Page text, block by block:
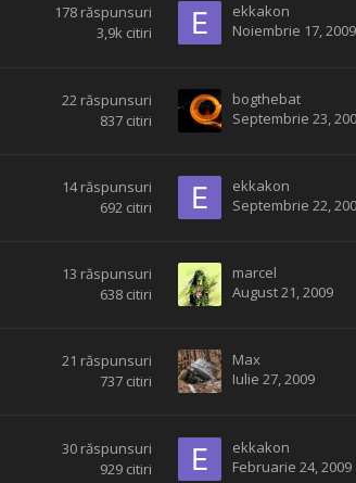
178 răspunsuri
3,9k citiri
ekkakon
Noiembrie 17, 2009
22 răspunsuri
837 citiri
bogthebat
Septembrie 23,
14 răspunsuri
692 citiri
ekkakon
Septembrie 22,
13 răspunsuri
638 citiri
marcel
August 21, 2009
21 răspunsuri
737 citiri
Max
Iulie 27, 2009
30 răspunsuri
929 citiri
ekkakon
Februarie 24, 2009